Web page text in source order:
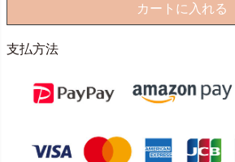
カートに入れる
支払方法